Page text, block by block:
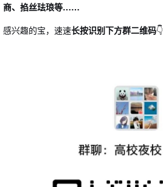
商、掐丝珐琅等……
感兴趣的宝，速速长按识别下方群二维码👇